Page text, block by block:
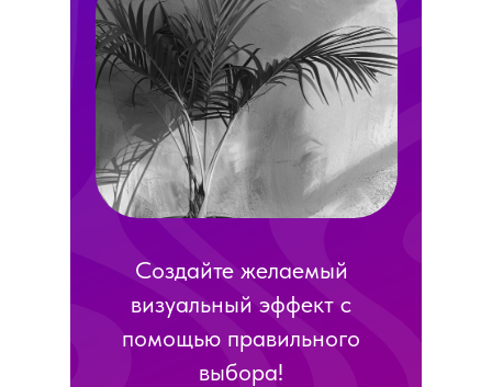
Создайте желаемый
визуальный эффект с
помощью правильного
выбора!